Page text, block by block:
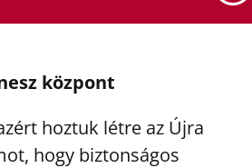
központ
hoztuk létre az Újra
hogy biztonságos